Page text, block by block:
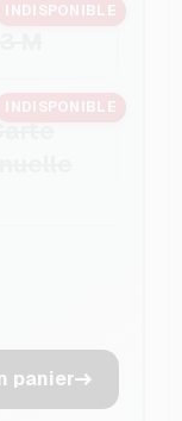
INDISPONIBLE
Carte
INDISPONIBLE
panier